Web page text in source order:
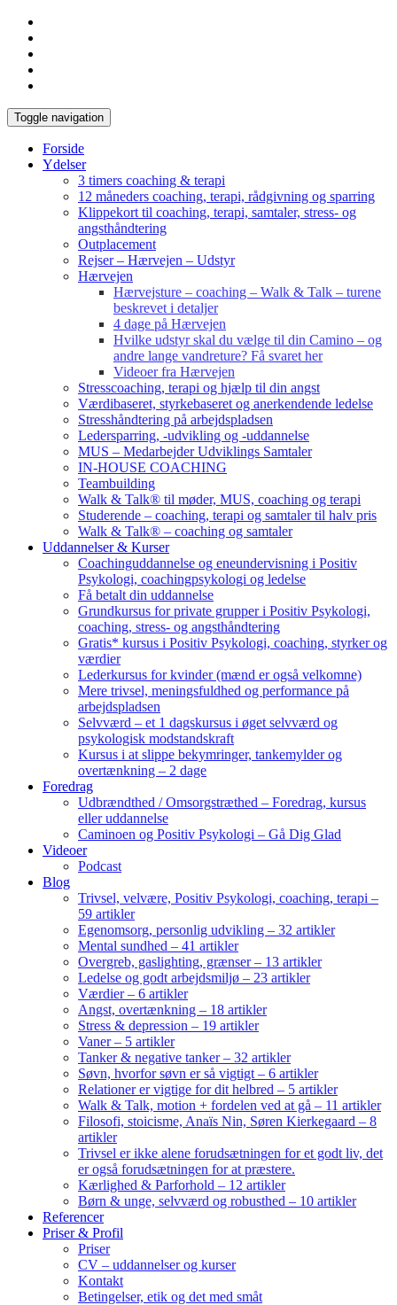
Toggle navigation
Forside
Ydelser
3 timers coaching & terapi
12 måneders coaching, terapi, rådgivning og sparring
Klippekort til coaching, terapi, samtaler, stress- og
angsthåndtering
Outplacement
Rejser – Hærvejen – Udstyr
Hærvejen
Hærvejsture – coaching – Walk & Talk – turene
beskrevet i detaljer
4 dage på Hærvejen
Hvilke udstyr skal du vælge til din Camino – og
andre lange vandreture? Få svaret her
Videoer fra Hærvejen
Stresscoaching, terapi og hjælp til din angst
Værdibaseret, styrkebaseret og anerkendende ledelse
Stresshåndtering på arbejdspladsen
Ledersparring, -udvikling og -uddannelse
MUS – Medarbejder Udviklings Samtaler
IN-HOUSE COACHING
Teambuilding
Walk & Talk® til møder, MUS, coaching og terapi
Studerende – coaching, terapi og samtaler til halv pris
Walk & Talk® – coaching og samtaler
Uddannelser & Kurser
Coachinguddannelse og eneundervisning i Positiv
Psykologi, coachingpsykologi og ledelse
Få betalt din uddannelse
Grundkursus for private grupper i Positiv Psykologi,
coaching, stress- og angsthåndtering
Gratis* kursus i Positiv Psykologi, coaching, styrker og
værdier
Lederkursus for kvinder (mænd er også velkomne)
Mere trivsel, meningsfuldhed og performance på
arbejdspladsen
Selvværd – et 1 dagskursus i øget selvværd og
psykologisk modstandskraft
Kursus i at slippe bekymringer, tankemylder og
overtænkning – 2 dage
Foredrag
Udbrændthed / Omsorgstræthed – Foredrag, kursus
eller uddannelse
Caminoen og Positiv Psykologi – Gå Dig Glad
Videoer
Podcast
Blog
Trivsel, velvære, Positiv Psykologi, coaching, terapi –
59 artikler
Egenomsorg, personlig udvikling – 32 artikler
Mental sundhed – 41 artikler
Overgreb, gaslighting, grænser – 13 artikler
Ledelse og godt arbejdsmiljø – 23 artikler
Værdier – 6 artikler
Angst, overtænkning – 18 artikler
Stress & depression – 19 artikler
Vaner – 5 artikler
Tanker & negative tanker – 32 artikler
Søvn, hvorfor søvn er så vigtigt – 6 artikler
Relationer er vigtige for dit helbred – 5 artikler
Walk & Talk, motion + fordelen ved at gå – 11 artikler
Filosofi, stoicisme, Anaïs Nin, Søren Kierkegaard – 8
artikler
Trivsel er ikke alene forudsætningen for et godt liv, det
er også forudsætningen for at præstere.
Kærlighed & Parforhold – 12 artikler
Børn & unge, selvværd og robusthed – 10 artikler
Referencer
Priser & Profil
Priser
CV – uddannelser og kurser
Kontakt
Betingelser, etik og det med småt